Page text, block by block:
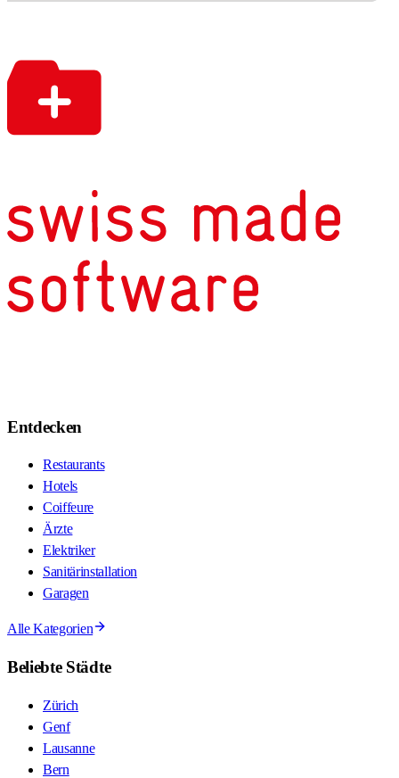
Entdecken
Restaurants
Hotels
Coiffeure
Ärzte
Elektriker
Sanitärinstallation
Garagen
Alle Kategorien
Beliebte Städte
Zürich
Genf
Lausanne
Bern